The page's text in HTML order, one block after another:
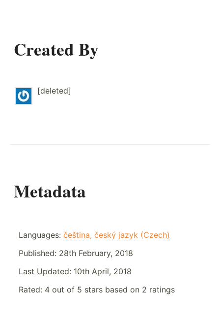
Created By
[deleted]
Metadata
Languages: čeština, český jazyk (Czech)
Published: 28th February, 2018
Last Updated: 10th April, 2018
Rated: 4 out of 5 stars based on 2 ratings